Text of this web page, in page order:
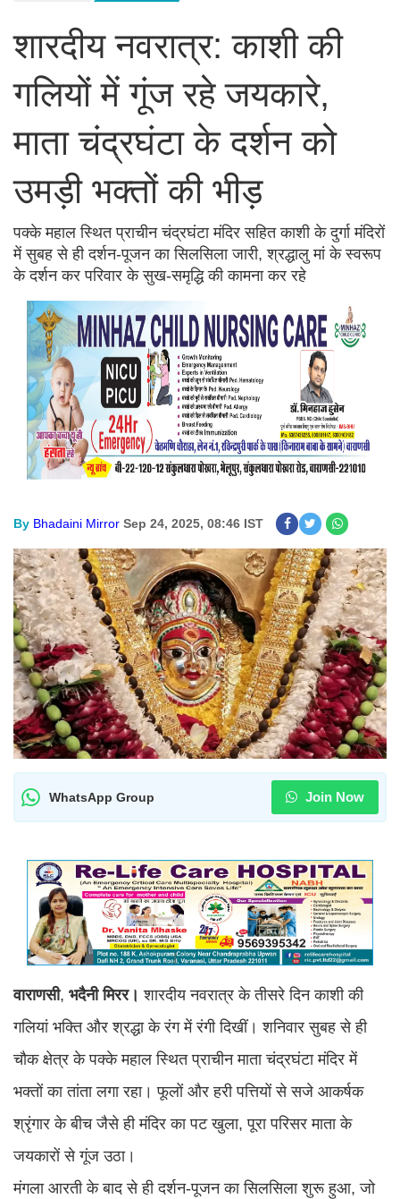
शारदीय नवरात्र: काशी की
गलियों में गूंज रहे जयकारे,
माता चंद्रघंटा के दर्शन को
उमड़ी भक्तों की भीड़
पक्के महाल स्थित प्राचीन चंद्रघंटा मंदिर सहित काशी के दुर्गा मंदिरों
में सुबह से ही दर्शन-पूजन का सिलसिला जारी, श्रद्धालु मां के स्वरूप
के दर्शन कर परिवार के सुख-समृद्धि की कामना कर रहे
By Bhadaini Mirror Sep 24, 2025, 08:46 IST
WhatsApp Group Join Now
वाराणसी, भदैनी मिरर। शारदीय नवरात्र के तीसरे दिन काशी की
गलियां भक्ति और श्रद्धा के रंग में रंगी दिखीं। शनिवार सुबह से ही
चौक क्षेत्र के पक्के महाल स्थित प्राचीन माता चंद्रघंटा मंदिर में
भक्तों का तांता लगा रहा। फूलों और हरी पत्तियों से सजे आकर्षक
श्रृंगार के बीच जैसे ही मंदिर का पट खुला, पूरा परिसर माता के
जयकारों से गूंज उठा।
मंगला आरती के बाद से ही दर्शन-पूजन का सिलसिला शुरू हुआ, जो